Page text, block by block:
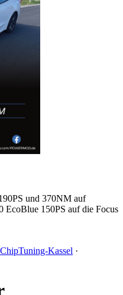
und 370NM auf
EcoBlue 150PS auf die Focus
ChipTuning-Kassel ·